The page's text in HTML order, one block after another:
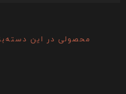
محصولی در این